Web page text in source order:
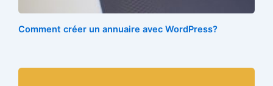
Comment créer un annuaire avec WordPress?